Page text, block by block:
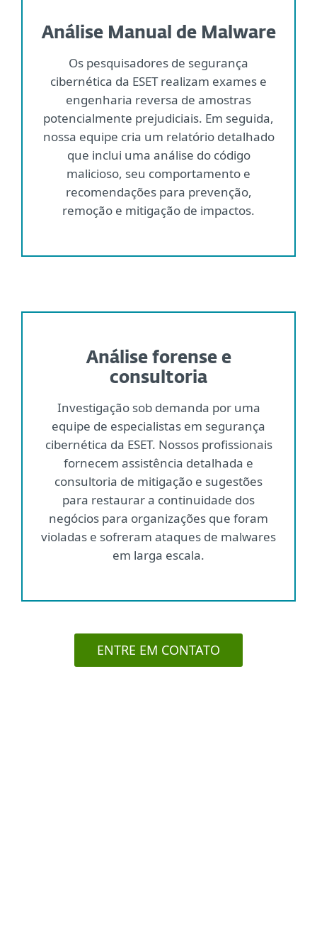
Análise Manual de Malware
Os pesquisadores de segurança
cibernética da ESET realizam exames e
engenharia reversa de amostras
potencialmente prejudiciais. Em seguida,
nossa equipe cria um relatório detalhado
que inclui uma análise do código
malicioso, seu comportamento e
recomendações para prevenção,
remoção e mitigação de impactos.
Análise forense e
consultoria
Investigação sob demanda por uma
equipe de especialistas em segurança
cibernética da ESET. Nossos profissionais
fornecem assistência detalhada e
consultoria de mitigação e sugestões
para restaurar a continuidade dos
negócios para organizações que foram
violadas e sofreram ataques de malwares
em larga escala.
ENTRE EM CONTATO